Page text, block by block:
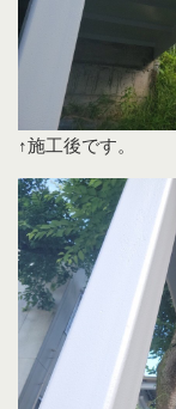
↑施工後です。